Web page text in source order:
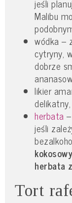
jeśli
Malibu
wódka –
cytryny,
dobrze
likier
herbata
jeśli
herbata
Tort